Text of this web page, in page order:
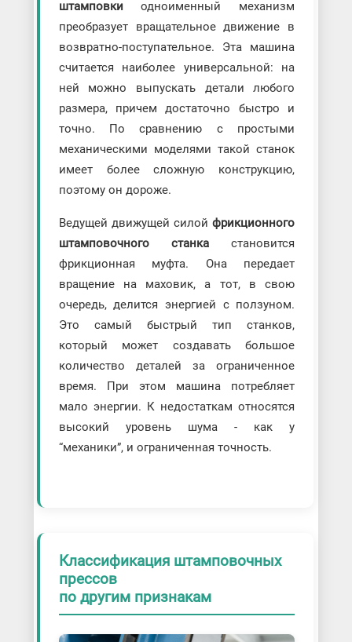
штамповкиодноименный механизм
преобразует вращательное движение в
возвратно-поступательное. Эта машина
считается наиболее универсальной: на
ней можно выпускать детали любого
размера, причем достаточно быстро и
точно. По сравнению с простыми
механическими моделями такой станок
имеет более сложную конструкцию,
поэтому он дороже.
Ведущей движущей силойфрикционного
штамповочного станка становится
фрикционная муфта. Она передает
вращение на маховик, а тот, в свою
очередь, делится энергией с ползуном.
Это самый быстрый тип станков,
который может создавать большое
количество деталей за ограниченное
время. При этом машина потребляет
мало энергии. К недостаткам относятся
высокий уровень шума - как у
“механики”, и ограниченная точность.
Классификация штамповочных
прессов
по другим признакам